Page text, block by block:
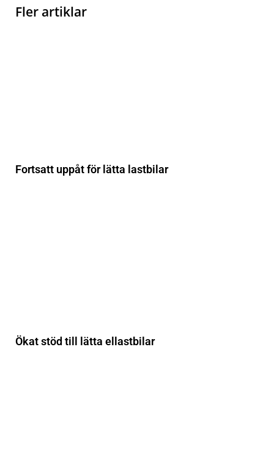
Fler artiklar
Fortsatt uppåt för lätta lastbilar
Ökat stöd till lätta ellastbilar